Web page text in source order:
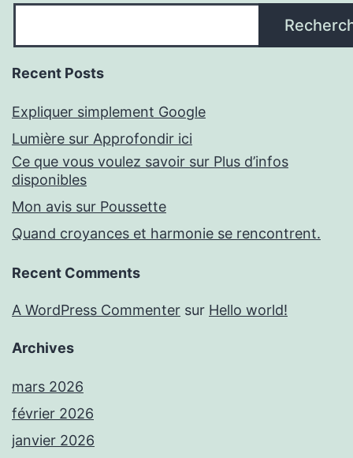
Recent Posts
Expliquer simplement Google
Lumière sur Approfondir ici
Ce que vous voulez savoir sur Plus d’infos
disponibles
Mon avis sur Poussette
Quand croyances et harmonie se rencontrent.
Recent Comments
A WordPress Commenter sur Hello world!
Archives
mars 2026
février 2026
janvier 2026